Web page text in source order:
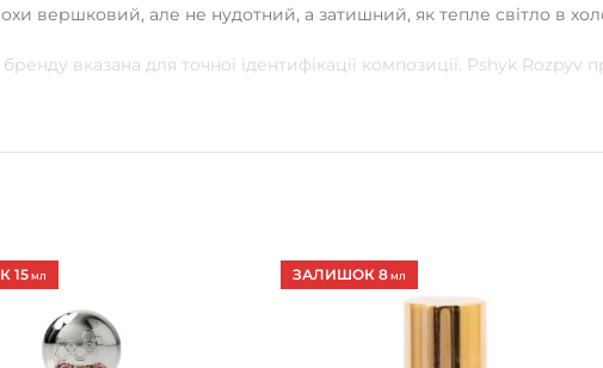
вершковий, але не нудотний, а затишний, як тепле світло в
вказана для точної ідентифікації композиції. Pshyk
15МЛ ЗАЛИШОК 8 МЛ